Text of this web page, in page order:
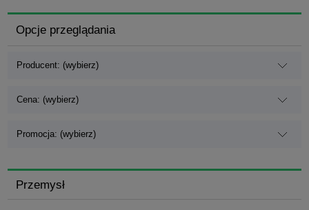
Opcje przeglądania
Producent: (wybierz)
Cena: (wybierz)
Promocja: (wybierz)
Przemysł